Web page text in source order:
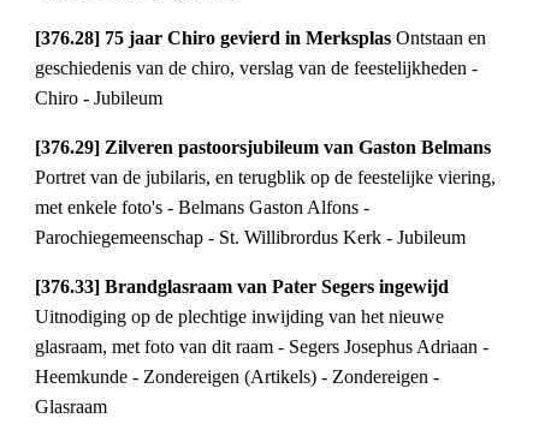
[376.28] 75 jaar Chiro gevierd in MerksplasOntstaan en
geschiedenis van de chiro, verslag van de feestelijkheden -
Chiro - Jubileum
[376.29] Zilveren pastoorsjubileum van Gaston Belmans
Portret van de jubilaris, en terugblik op de feestelijke viering,
met enkele foto's - Belmans Gaston Alfons -
Parochiegemeenschap - St. Willibrordus Kerk - Jubileum
[376.33] Brandglasraam van Pater Segers ingewijd
Uitnodiging op de plechtige inwijding van het nieuwe
glasraam, met foto van dit raam - Segers Josephus Adriaan -
Heemkunde - Zondereigen (Artikels) - Zondereigen -
Glasraam